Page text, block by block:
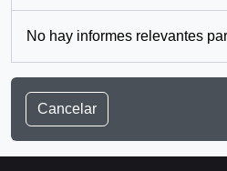
No hay informes relevantes
Cancelar